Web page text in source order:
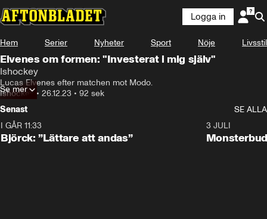
Logga in
Hem Serier Nyheter Sport Nöje Livsstil
Elvenes om formen: "Investerat i mig själv"
Ishockey
Lucas Elvenes efter matchen mot Modo.
Ishockey• 26.12.23 • 92 sek
Se mer
Senast
SE ALLA
I GÅR 11:33
Björck: ”Lättare att andas”
3 JULI